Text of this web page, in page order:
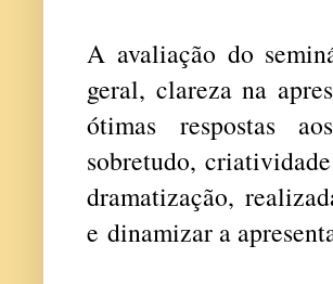
A avaliação do
geral, clareza na
ótimas respostas
sobretudo,
dramatização,
e dinamizar a